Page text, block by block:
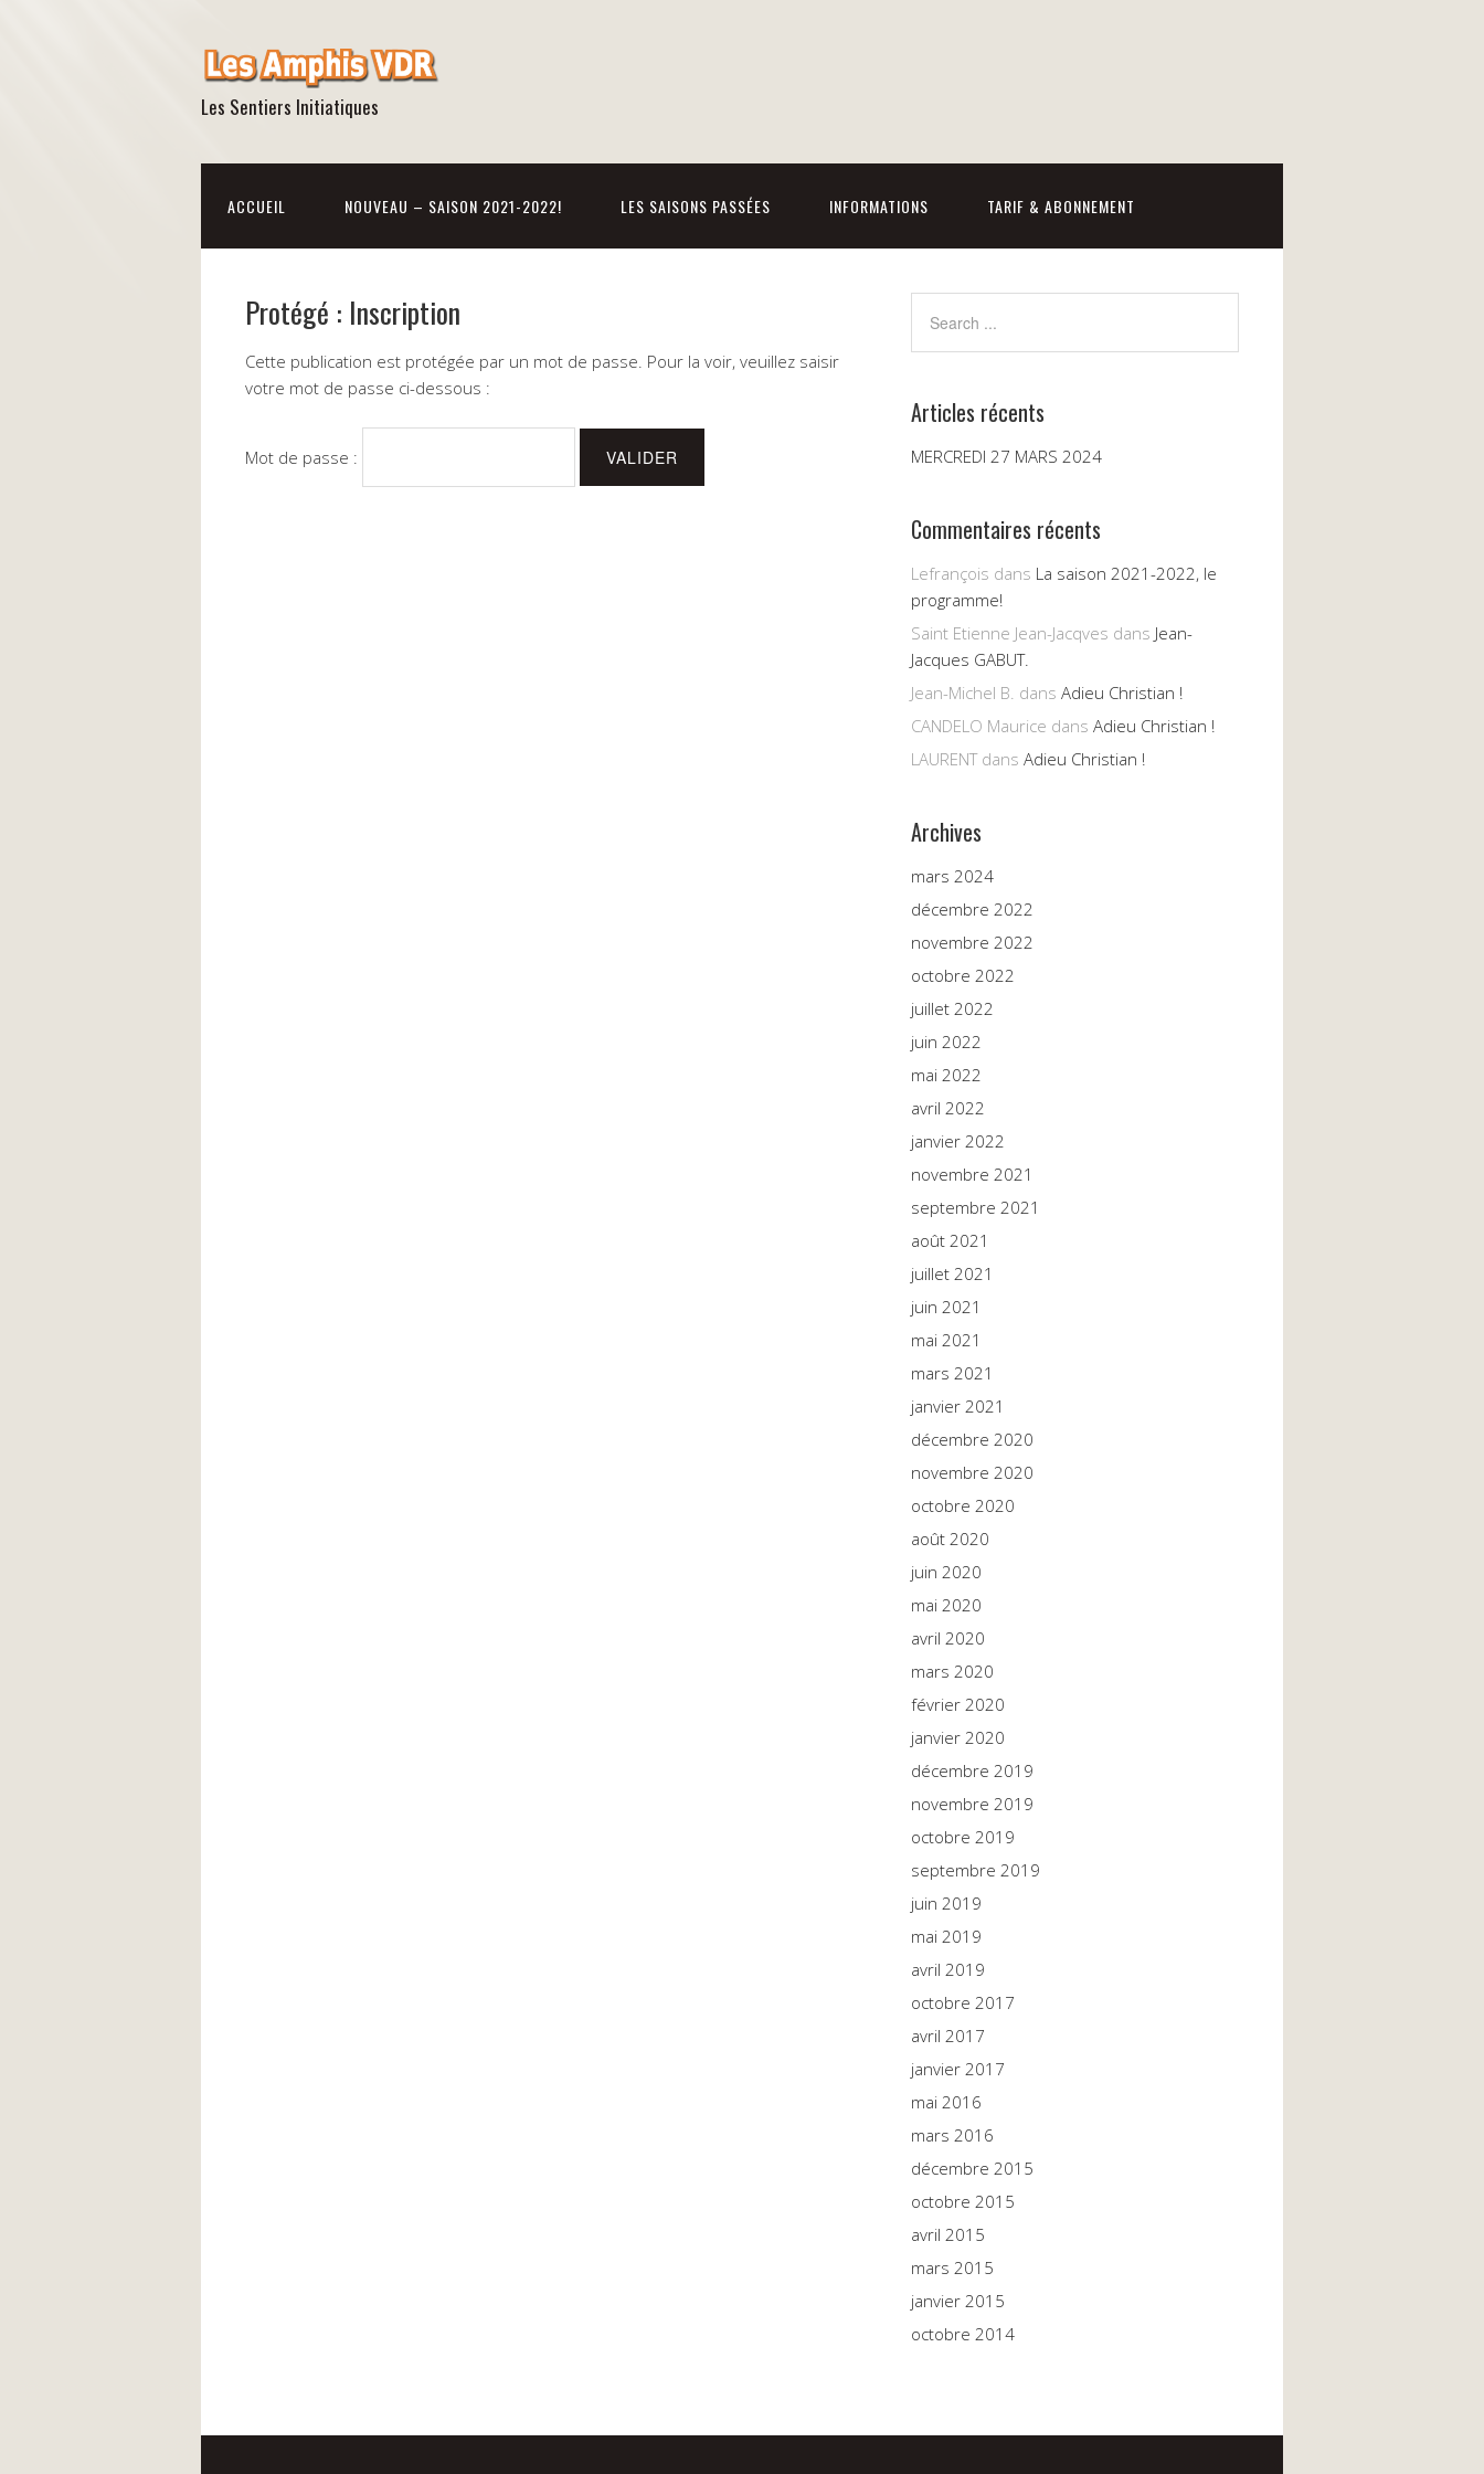
Les Sentiers Initiatiques
ACCUEIL NOUVEAU – SAISON 2021-2022! LES SAISONS PASSÉES INFORMATIONS TARIF & ABONNEMENT
Protégé : Inscription
Cette publication est protégée par un mot de passe. Pour la voir, veuillez saisir
votre mot de passe ci-dessous :
Mot de passe :
Articles récents
MERCREDI 27 MARS 2024
Commentaires récents
Lefrançois dans La saison 2021-2022, le
programme!
Saint Etienne Jean-Jacqves dans Jean-
Jacques GABUT.
Jean-Michel B. dans Adieu Christian !
CANDELO Maurice dans Adieu Christian !
LAURENTdans Adieu Christian !
Archives
mars 2024
décembre 2022
novembre 2022
octobre 2022
juillet 2022
juin 2022
mai 2022
avril 2022
janvier 2022
novembre 2021
septembre 2021
août 2021
juillet 2021
juin 2021
mai 2021
mars 2021
janvier 2021
décembre 2020
novembre 2020
octobre 2020
août 2020
juin 2020
mai 2020
avril 2020
mars 2020
février 2020
janvier 2020
décembre 2019
novembre 2019
octobre 2019
septembre 2019
juin 2019
mai 2019
avril 2019
octobre 2017
avril 2017
janvier 2017
mai 2016
mars 2016
décembre 2015
octobre 2015
avril 2015
mars 2015
janvier 2015
octobre 2014